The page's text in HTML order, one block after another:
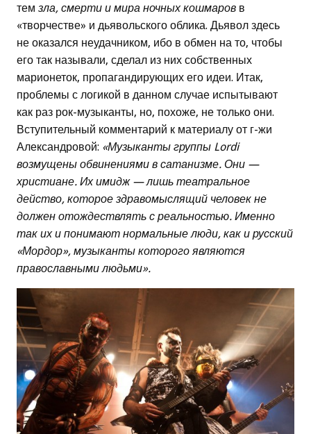
тем зла, смерти и мира ночных кошмаров в
«творчестве» и дьявольского облика. Дьявол здесь
не оказался неудачником, ибо в обмен на то, чтобы
его так называли, сделал из них собственных
марионеток, пропагандирующих его идеи. Итак,
проблемы с логикой в данном случае испытывают
как раз рок-музыканты, но, похоже, не только они.
Вступительный комментарий к материалу от г-жи
Александровой: «Музыканты группы Lordi
возмущены обвинениями в сатанизме. Они —
христиане. Их имидж — лишь театральное
действо, которое здравомыслящий человек не
должен отождествлять с реальностью. Именно
так их и понимают нормальные люди, как и русский
«Мордор», музыканты которого являются
православными людьми».